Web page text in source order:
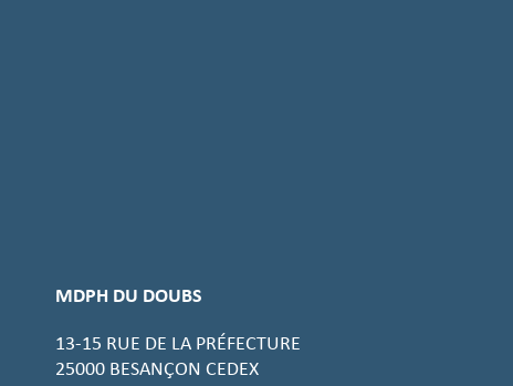
MDPH DU DOUBS
13-15 RUE DE LA PRÉFECTURE
25000 BESANÇON CEDEX